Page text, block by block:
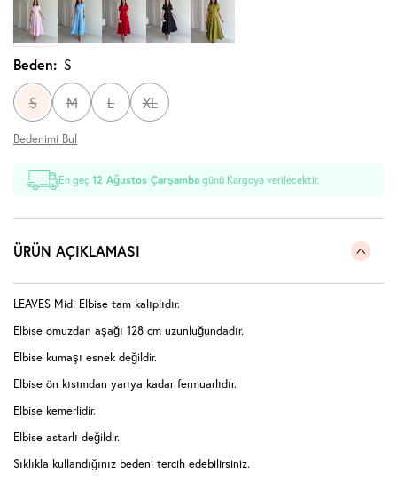
Beden: S
S M L XL
Bedenimi Bul
En geç12 Ağustos Çarşamba günü Kargoya verilecektir.
ÜRÜN AÇIKLAMASI
LEAVES Midi Elbise tam kalıplıdır.
Elbise omuzdan aşağı 128 cm uzunluğundadır.
Elbise kumaşı esnek değildir.
Elbise ön kısımdan yarıya kadar fermuarlıdır.
Elbise kemerlidir.
Elbise astarlı değildir.
Sıklıkla kullandığınız bedeni tercih edebilirsiniz.